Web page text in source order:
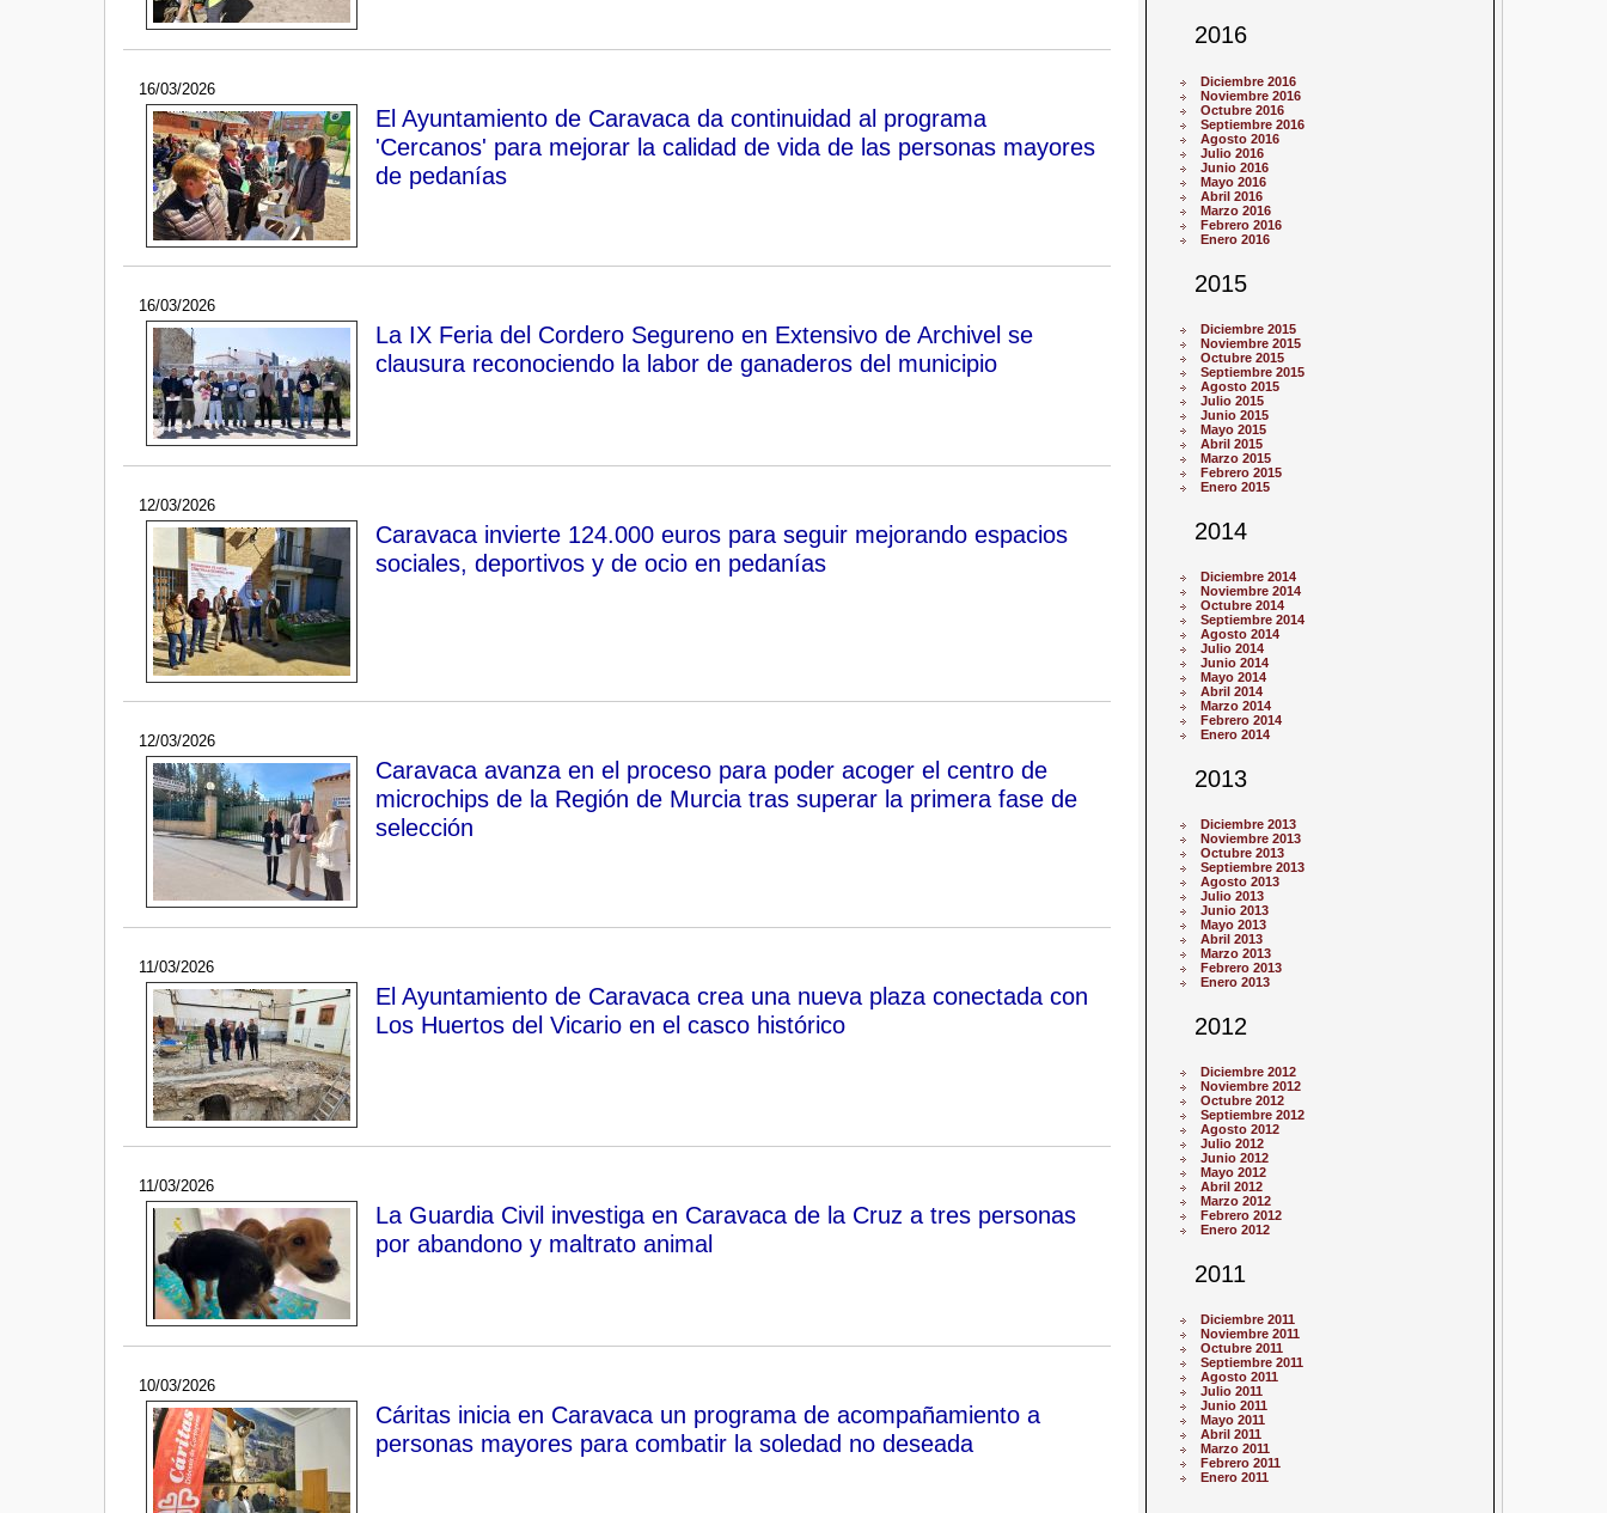
16/03/2026
El Ayuntamiento de Caravaca da continuidad al programa
'Cercanos' para mejorar la calidad de vida de las personas mayores
de pedanías
16/03/2026
La IX Feria del Cordero Segureno en Extensivo de Archivel se
clausura reconociendo la labor de ganaderos del municipio
12/03/2026
Caravaca invierte 124.000 euros para seguir mejorando espacios
sociales, deportivos y de ocio en pedanías
12/03/2026
Caravaca avanza en el proceso para poder acoger el centro de
microchips de la Región de Murcia tras superar la primera fase de
selección
11/03/2026
El Ayuntamiento de Caravaca crea una nueva plaza conectada con
Los Huertos del Vicario en el casco histórico
11/03/2026
La Guardia Civil investiga en Caravaca de la Cruz a tres personas
por abandono y maltrato animal
10/03/2026
Cáritas inicia en Caravaca un programa de acompañamiento a
personas mayores para combatir la soledad no deseada
2016
Diciembre 2016
Noviembre 2016
Octubre 2016
Septiembre 2016
Agosto 2016
Julio 2016
Junio 2016
Mayo 2016
Abril 2016
Marzo 2016
Febrero 2016
Enero 2016
2015
Diciembre 2015
Noviembre 2015
Octubre 2015
Septiembre 2015
Agosto 2015
Julio 2015
Junio 2015
Mayo 2015
Abril 2015
Marzo 2015
Febrero 2015
Enero 2015
2014
Diciembre 2014
Noviembre 2014
Octubre 2014
Septiembre 2014
Agosto 2014
Julio 2014
Junio 2014
Mayo 2014
Abril 2014
Marzo 2014
Febrero 2014
Enero 2014
2013
Diciembre 2013
Noviembre 2013
Octubre 2013
Septiembre 2013
Agosto 2013
Julio 2013
Junio 2013
Mayo 2013
Abril 2013
Marzo 2013
Febrero 2013
Enero 2013
2012
Diciembre 2012
Noviembre 2012
Octubre 2012
Septiembre 2012
Agosto 2012
Julio 2012
Junio 2012
Mayo 2012
Abril 2012
Marzo 2012
Febrero 2012
Enero 2012
2011
Diciembre 2011
Noviembre 2011
Octubre 2011
Septiembre 2011
Agosto 2011
Julio 2011
Junio 2011
Mayo 2011
Abril 2011
Marzo 2011
Febrero 2011
Enero 2011